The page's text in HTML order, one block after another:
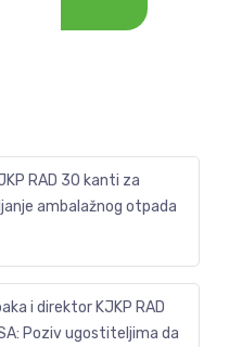
RAD 30 kanti za
ambalažnog otpada
i direktor KJKP RAD
Poziv ugostiteljima da